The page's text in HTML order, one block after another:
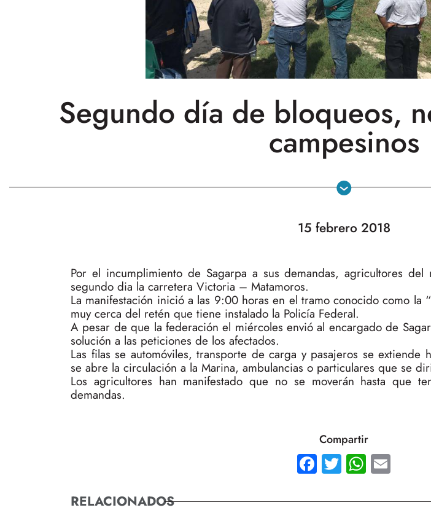
Segundo día de bloqueos,
campesinos
15 febrero 2018
Por el incumplimiento de Sagarpa a sus demandas, agricultores
segundo dia la carretera Victoria – Matamoros.
La manifestación inició a las 9:00 horas en el tramo conocido como la
muy cerca del retén que tiene instalado la Policía Federal.
A pesar de que la federación el miércoles envió al encargado de
solución a las peticiones de los afectados.
Las filas se automóviles, transporte de carga y pasajeros se extiende
se abre la circulación a la Marina, ambulancias o particulares que se
Los agricultores han manifestado que no se moverán hasta que
demandas.
Compartir
Facebook
Twitter
RELACIONADOS